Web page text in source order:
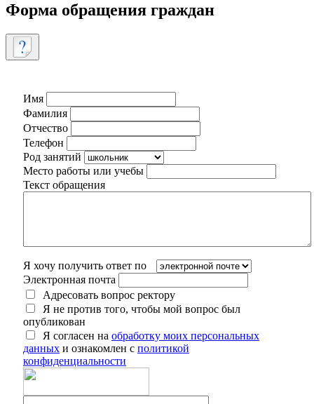
Форма обращения граждан
Имя
Фамилия
Отчество
Телефон
Род занятий
Место работы или учебы
Текст обращения
Я хочу получить ответ по
Электронная почта
Адресовать вопрос ректору
Я не против того, чтобы мой вопрос был
опубликован
Я согласен на обработку моих персональных
данных и ознакомлен с политикой
конфиденциальности